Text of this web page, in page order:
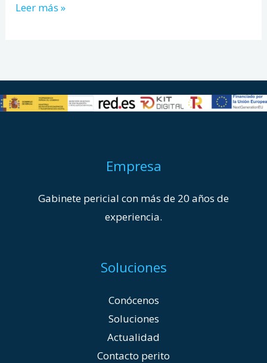
Leer más »
Empresa
Gabinete pericial con más de 20 años de
experiencia.
Soluciones
Conócenos
Soluciones
Actualidad
Contacto perito